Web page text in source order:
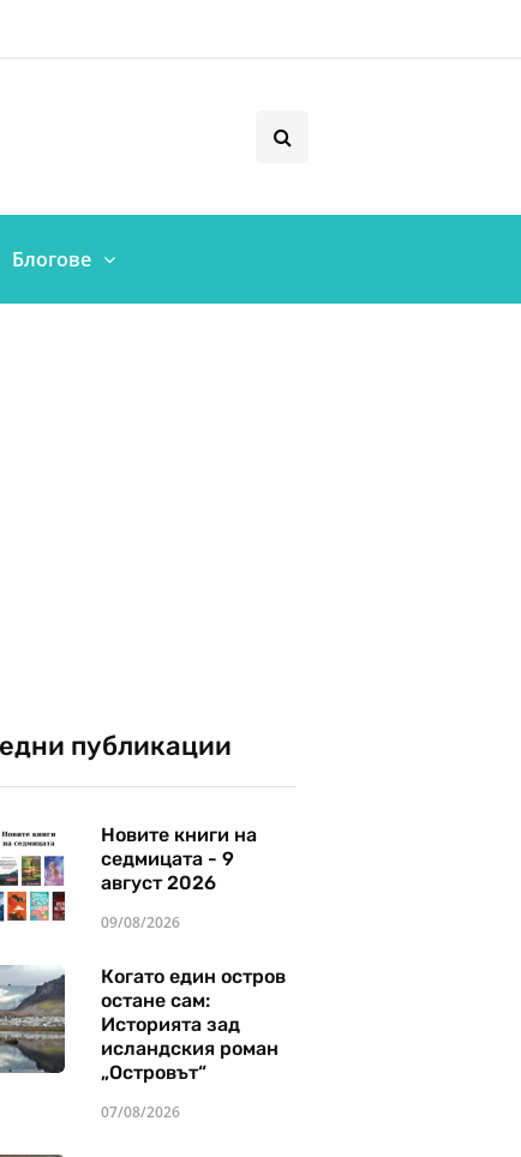
Блогове
публикации
Новите книги на
седмицата - 9
август 2026
09/08/2026
Когато един остров
остане сам:
Историята зад
исландския роман
„Островът“
07/08/2026